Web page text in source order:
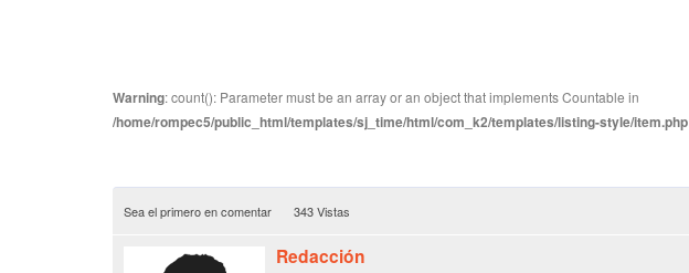
Warning: count(): Parameter must be an array or an object that implements Countable in
/home/rompec5/public_html/templates/sj_time/html/com_k2/templates/listing-style/item.php
Sea el primero en comentar 343 Vistas
Redacción